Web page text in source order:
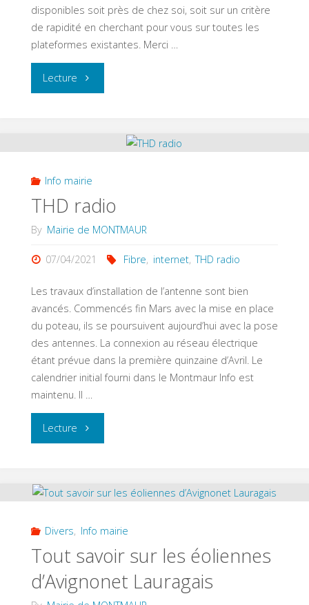
disponibles soit près de chez soi, soit sur un critère
de rapidité en cherchant pour vous sur toutes les
plateformes existantes. Merci …
Lecture "Vaccination
jour"
Info mairie
THD radio
By Mairie de MONTMAUR
07/04/2021 Fibre, internet, THD radio
Les travaux d’installation de l’antenne sont bien
avancés. Commencés fin Mars avec la mise en place
du poteau, ils se poursuivent aujourd’hui avec la pose
des antennes. La connexion au réseau électrique
étant prévue dans la première quinzaine d’Avril. Le
calendrier initial fourni dans le Montmaur Info est
maintenu. Il …
Lecture "THD
Divers, Info mairie
Tout savoir sur les éoliennes
d’Avignonet Lauragais